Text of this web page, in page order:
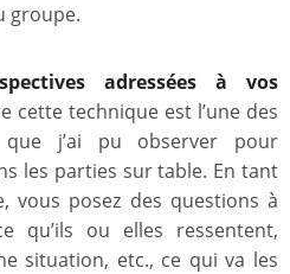
groupe.
adressées à vos
cette technique est l’une des
que j’ai pu observer pour
les parties sur table. En tant
vous posez des questions à
qu’ils ou elles ressentent,
situation, etc., ce qui va les